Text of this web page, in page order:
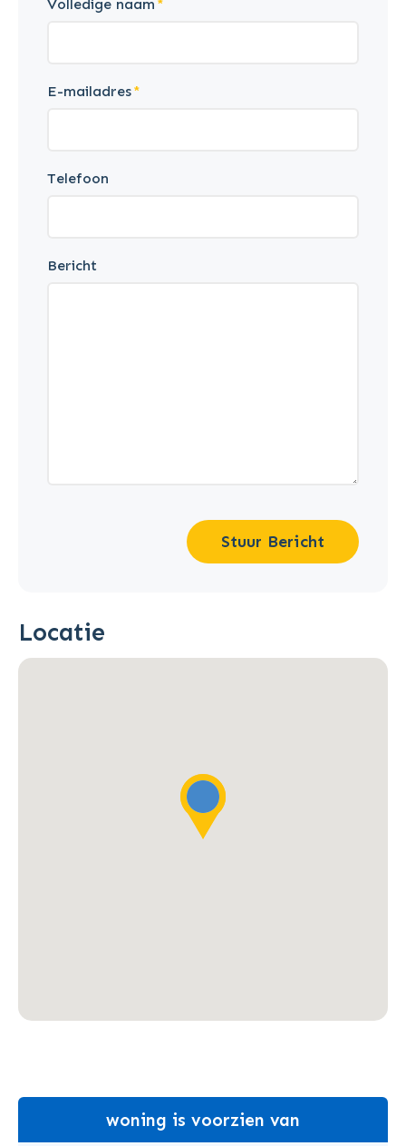
Volledige naam
E-mailadres
Telefoon
Bericht
Stuur Bericht
Locatie
woning is voorzien van